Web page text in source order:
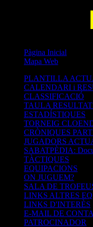
Pàgina Inicial
Mapa Web
PLANTILLA
CALENDARI i
CLASSIFICACIÓ
TAULA
ESTADÍSTIQUES
TORNEIG
CRÒNIQUES
JUGADORS
SABATPÈDIA:
TÀCTIQUES
EQUIPACIONS
ON JUGUEM?
SALA DE
LINKS ALTRES
LINKS D'INTERÈS
E-MAIL DE
PATROCINADOR